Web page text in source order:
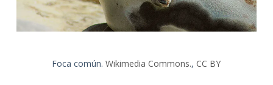
Foca común. Wikimedia Commons.,CC BY